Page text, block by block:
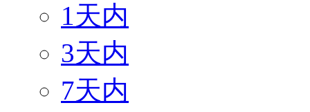
1天内
3天内
7天内